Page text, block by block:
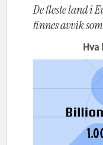
De fleste land i
finnes avvik